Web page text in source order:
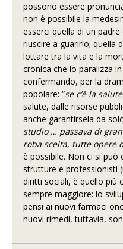
possono essere
non è possibile la
esserci quella di un
riuscire a guarirlo; quella
lottare tra la vita e la
cronica che lo paralizza
confermando, per la
popolare: “se c’è la
salute, dalle risorse
anche garantirsela da
studio … passava di
roba scelta, tutte opere
è possibile. Non ci si
strutture e professionisti
diritti sociali, è quello più
sempre maggiore: lo
pensi ai nuovi farmaci
nuovi rimedi, tuttavia,